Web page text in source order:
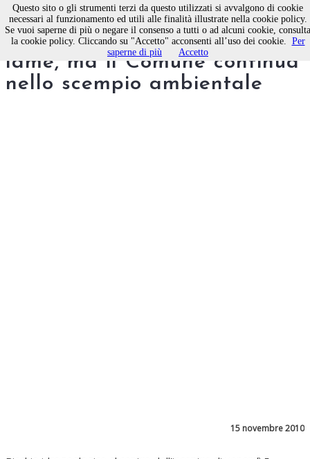
Allarme idrogeologico per le
lame, ma il Comune continua
nello scempio ambientale
15 novembre 2010
Questo sito o gli strumenti terzi da questo utilizzati si avvalgono di cookie
necessari al funzionamento ed utili alle finalità illustrate nella cookie policy.
Se vuoi saperne di più o negare il consenso a tutti o ad alcuni cookie, consulta
la cookie policy. Cliccando su "Accetto" acconsenti all’uso dei cookie. Per
saperne di più
Accetto